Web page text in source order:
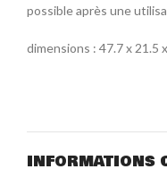
possible après une
dimensions : 47.7 x 21.5
INFORMATIONS